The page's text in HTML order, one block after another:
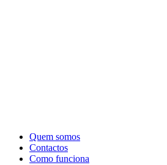
Quem somos
Contactos
Como funciona